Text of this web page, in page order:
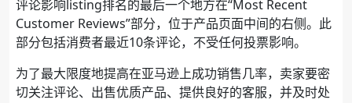
评论影响listing排名的最后一个地方在“Most Recent
Customer Reviews”部分，位于产品页面中间的右侧。此
部分包括消费者最近10条评论，不受任何投票影响。
为了最大限度地提高在亚马逊上成功销售几率，卖家要密
切关注评论、出售优质产品、提供良好的客服，并及时处